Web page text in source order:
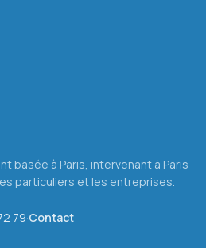
basée à Paris, intervenant à Paris
particuliers et les entreprises.
79·Contact